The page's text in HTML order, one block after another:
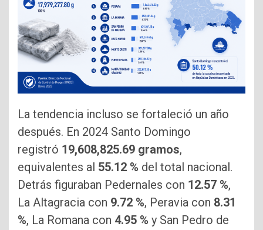
La tendencia incluso se fortaleció un año
después. En 2024 Santo Domingo
registró 19,608,825.69 gramos,
equivalentes al 55.12 % del total nacional.
Detrás figuraban Pedernales con 12.57 %,
La Altagracia con 9.72 %, Peravia con 8.31
%, La Romana con 4.95 % y San Pedro de